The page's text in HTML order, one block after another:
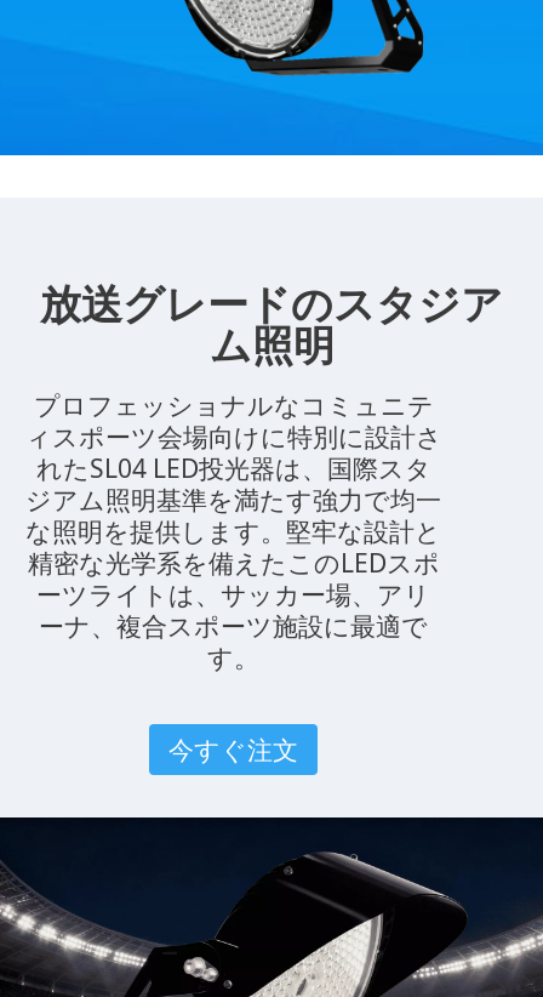
放送グレードのスタジア
ム照明
プロフェッショナルなコミュニテ
ィスポーツ会場向けに特別に設計さ
れたSL04 LED投光器は、国際スタ
ジアム照明基準を満たす強力で均一
な照明を提供します。堅牢な設計と
精密な光学系を備えたこのLEDスポ
ーツライトは、サッカー場、アリ
ーナ、複合スポーツ施設に最適で
す。
今すぐ注文